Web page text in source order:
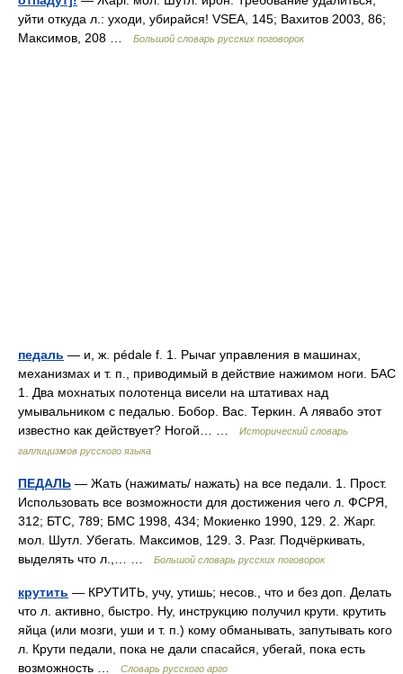
уйти откуда л.: уходи, убирайся! VSEA, 145; Вахитов 2003, 86;
Максимов, 208 …
Большой словарь русских поговорок
педаль — и, ж. pédale f. 1. Рычаг управления в машинах,
механизмах и т. п., приводимый в действие нажимом ноги. БАС
1. Два мохнатых полотенца висели на штативах над
умывальником с педалью. Бобор. Вас. Теркин. А лявабо этот
известно как действует? Ногой… …
Исторический словарь
галлицизмов русского языка
ПЕДАЛЬ — Жать (нажимать/ нажать) на все педали. 1. Прост.
Использовать все возможности для достижения чего л. ФСРЯ,
312; БТС, 789; БМС 1998, 434; Мокиенко 1990, 129. 2. Жарг.
мол. Шутл. Убегать. Максимов, 129. 3. Разг. Подчёркивать,
выделять что л.,… …
Большой словарь русских поговорок
крутить — КРУТИТЬ, учу, утишь; несов., что и без доп. Делать
что л. активно, быстро. Ну, инструкцию получил крути. крутить
яйца (или мозги, уши и т. п.) кому обманывать, запутывать кого
л. Крути педали, пока не дали спасайся, убегай, пока есть
возможность …
Словарь русского арго